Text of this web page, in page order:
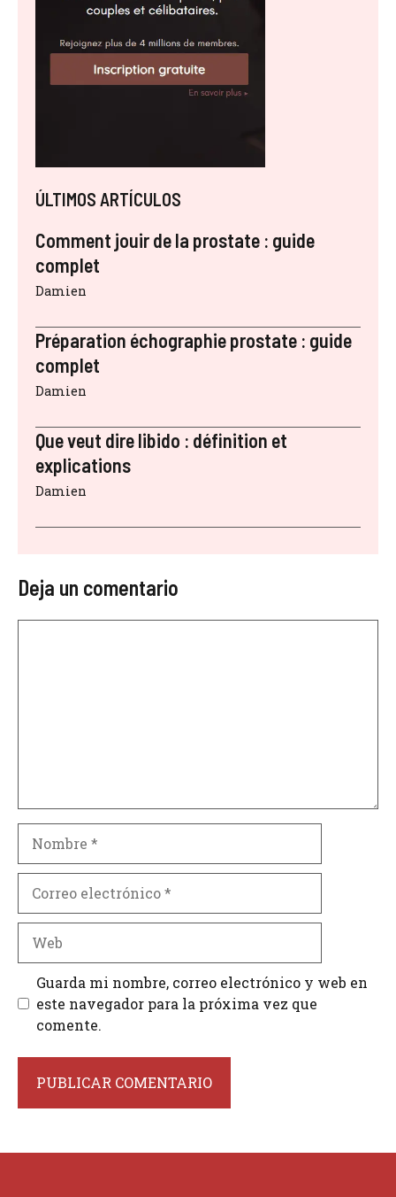
ÚLTIMOS ARTÍCULOS
Comment jouir de la prostate : guide
complet
Damien
Préparation échographie prostate : guide
complet
Damien
Que veut dire libido : définition et
explications
Damien
Deja un comentario
electrónico
Guarda mi nombre, correo electrónico y web en
este navegador para la próxima vez que
comente.